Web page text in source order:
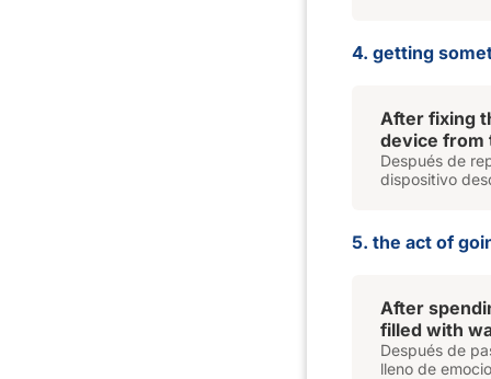
4. getting
After fixing
device from
Después de
dispositivo
5. the act of
After
filled with
Después de
lleno de